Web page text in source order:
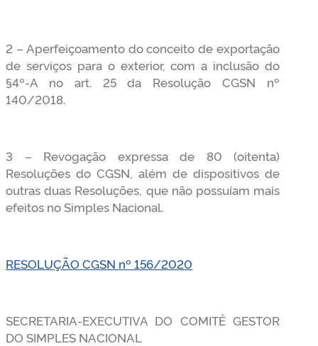
2 – Aperfeiçoamento do conceito de exportação
de serviços para o exterior, com a inclusão do
§4º-A no art. 25 da Resolução CGSN nº
140/2018.
3 – Revogação expressa de 80 (oitenta)
Resoluções do CGSN, além de dispositivos de
outras duas Resoluções, que não possuíam mais
efeitos no Simples Nacional.
RESOLUÇÃO CGSN nº 156/2020
SECRETARIA-EXECUTIVA DO COMITÊ GESTOR
DO SIMPLES NACIONAL